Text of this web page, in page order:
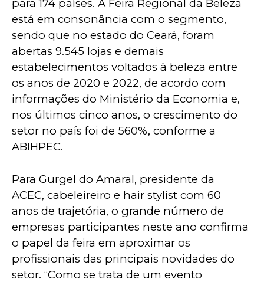
para 174 países. A Feira Regional da Beleza
está em consonância com o segmento,
sendo que no estado do Ceará, foram
abertas 9.545 lojas e demais
estabelecimentos voltados à beleza entre
os anos de 2020 e 2022, de acordo com
informações do Ministério da Economia e,
nos últimos cinco anos, o crescimento do
setor no país foi de 560%, conforme a
ABIHPEC.
Para Gurgel do Amaral, presidente da
ACEC, cabeleireiro e hair stylist com 60
anos de trajetória, o grande número de
empresas participantes neste ano confirma
o papel da feira em aproximar os
profissionais das principais novidades do
setor. “Como se trata de um evento